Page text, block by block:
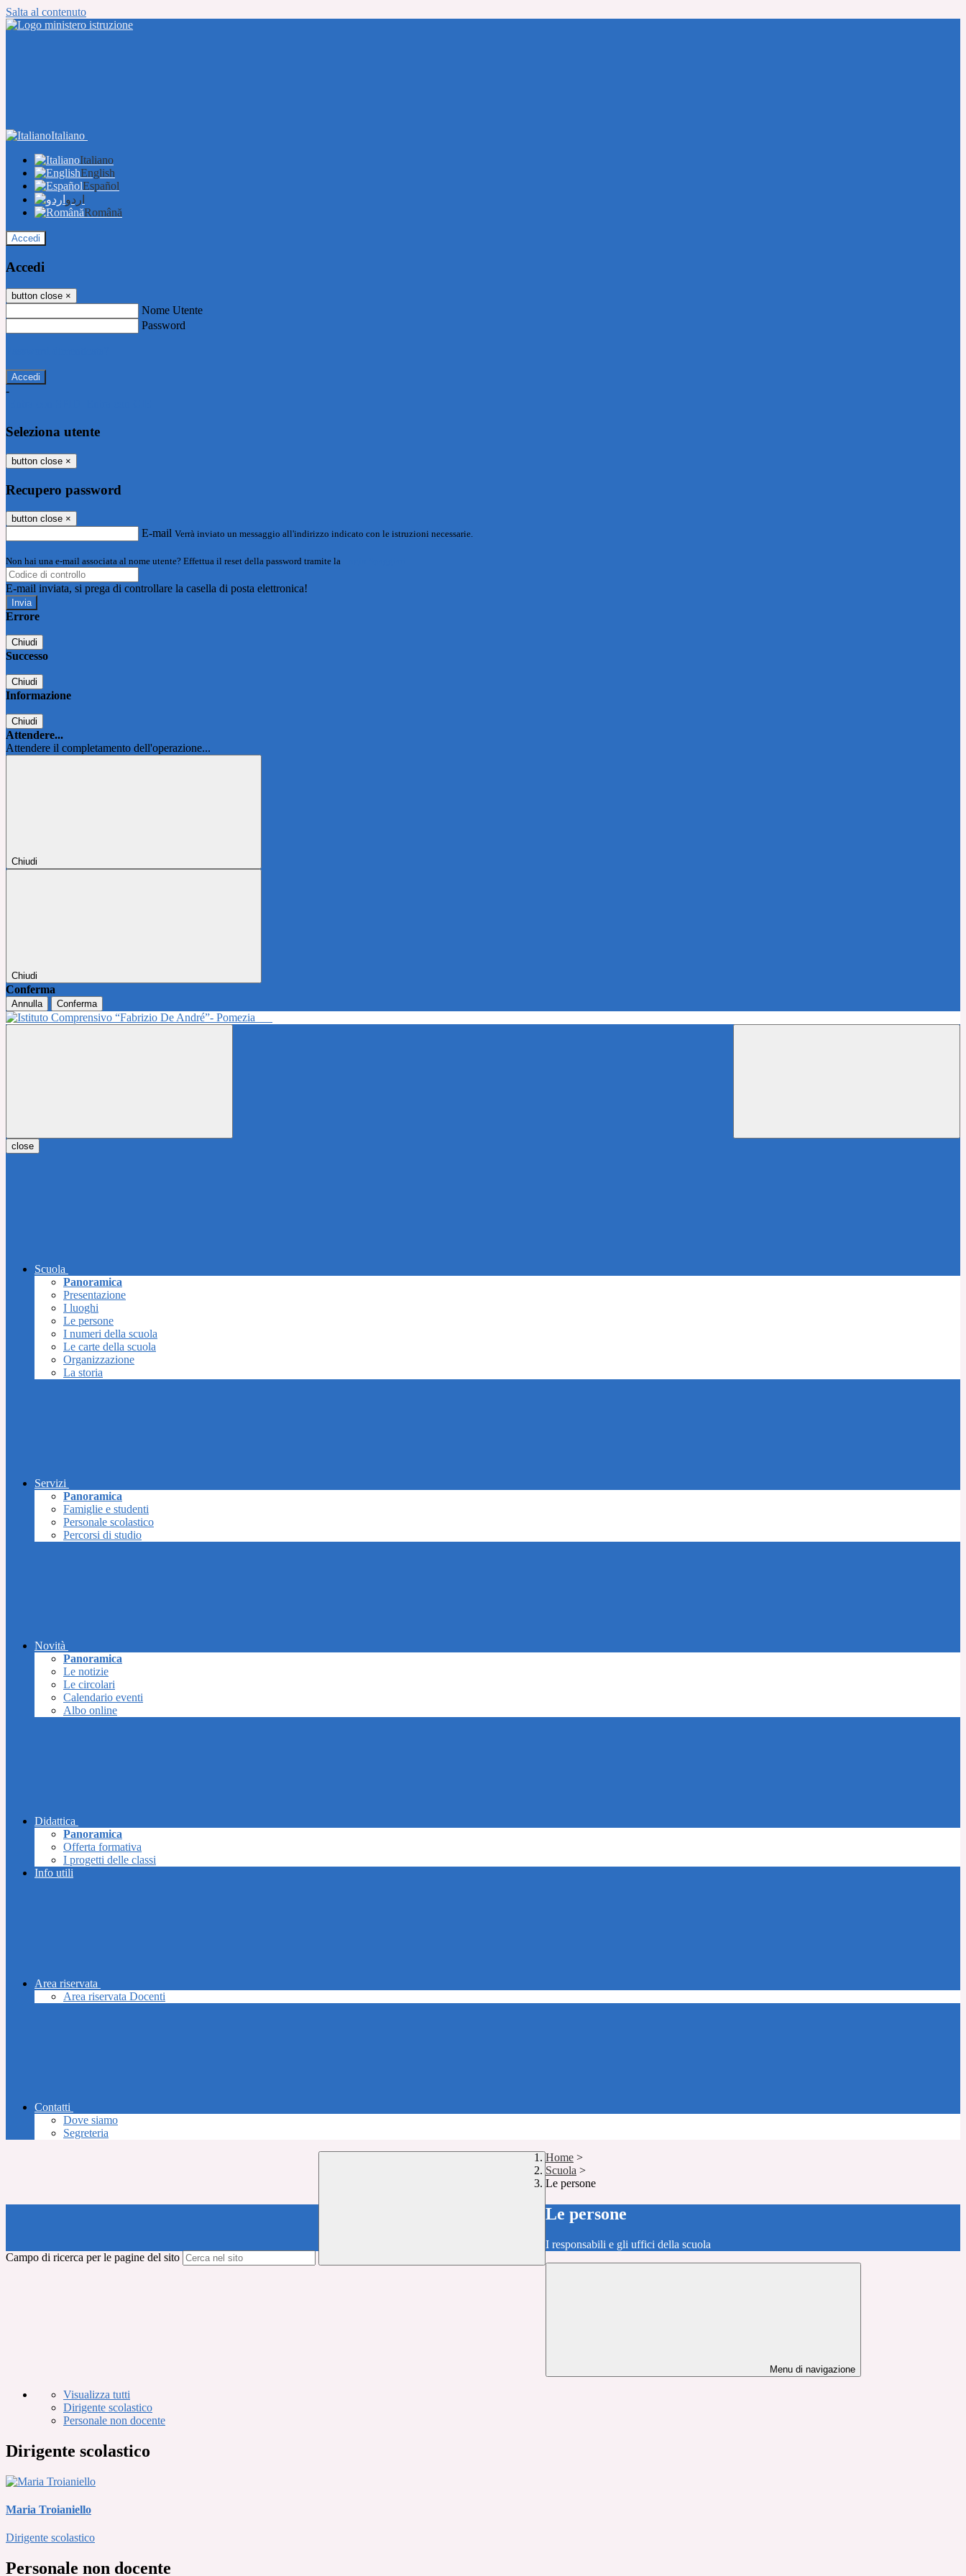
Salta al contenuto
Italiano
Italiano
English
Español
اردو
Română
Accedi
Accedi
button close ×
Nome Utente
Password
-
Seleziona utente
button close ×
Recupero password
button close ×
E-mail Verrà inviato un messaggio all'indirizzo indicato con le istruzioni necessarie.
Non hai una e-mail associata al nome utente? Effettua il reset della password tramite la
E-mail inviata, si prega di controllare la casella di posta elettronica!
Errore
Chiudi
Successo
Chiudi
Informazione
Chiudi
Attendere...
Attendere il completamento dell'operazione...
Chiudi
Chiudi
Conferma
Annulla Conferma
close
Scuola
Panoramica
Presentazione
I luoghi
Le persone
I numeri della scuola
Le carte della scuola
Organizzazione
La storia
Servizi
Panoramica
Famiglie e studenti
Personale scolastico
Percorsi di studio
Novità
Panoramica
Le notizie
Le circolari
Calendario eventi
Albo online
Didattica
Panoramica
Offerta formativa
I progetti delle classi
Info utili
Area riservata
Area riservata Docenti
Contatti
Dove siamo
Segreteria
Campo di ricerca per le pagine del sito
Home >
Scuola >
Le persone
Le persone
I responsabili e gli uffici della scuola
Menu di navigazione
Visualizza tutti
Dirigente scolastico
Personale non docente
Dirigente scolastico
Maria Troianiello
Dirigente scolastico
Personale non docente